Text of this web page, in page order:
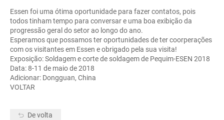
Essen foi uma ótima oportunidade para fazer contatos, pois
todos tinham tempo para conversar e uma boa exibição da
progressão geral do setor ao longo do ano.
Esperamos que possamos ter oportunidades de ter coorperações
com os visitantes em Essen e obrigado pela sua visita!
Exposição: Soldagem e corte de soldagem de Pequim-ESEN 2018
Data: 8-11 de maio de 2018
Adicionar: Dongguan, China
VOLTAR
De volta